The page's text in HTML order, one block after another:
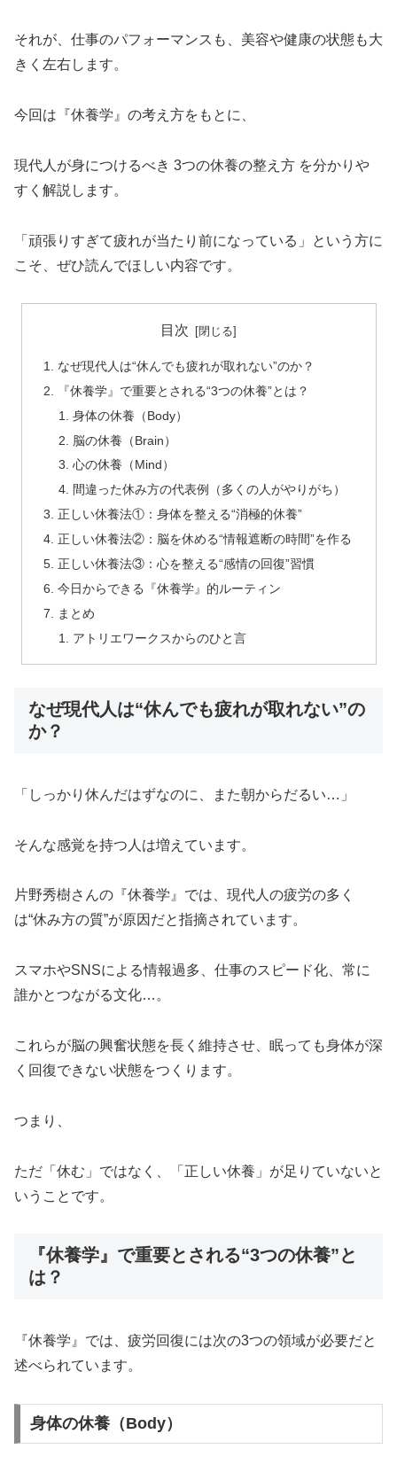
それが、仕事のパフォーマンスも、美容や健康の状態も大
きく左右します。
今回は『休養学』の考え方をもとに、
現代人が身につけるべき 3つの休養の整え方 を分かりや
すく解説します。
「頑張りすぎて疲れが当たり前になっている」という方に
こそ、ぜひ読んでほしい内容です。
目次
なぜ現代人は“休んでも疲れが取れない”のか？
『休養学』で重要とされる“3つの休養”とは？
身体の休養（Body）
脳の休養（Brain）
心の休養（Mind）
間違った休み方の代表例（多くの人がやりがち）
正しい休養法①：身体を整える“消極的休養”
正しい休養法②：脳を休める“情報遮断の時間”を作る
正しい休養法③：心を整える“感情の回復”習慣
今日からできる『休養学』的ルーティン
まとめ
アトリエワークスからのひと言
なぜ現代人は“休んでも疲れが取れない”の
か？
「しっかり休んだはずなのに、また朝からだるい…」
そんな感覚を持つ人は増えています。
片野秀樹さんの『休養学』では、現代人の疲労の多く
は“休み方の質”が原因だと指摘されています。
スマホやSNSによる情報過多、仕事のスピード化、常に
誰かとつながる文化…。
これらが脳の興奮状態を長く維持させ、眠っても身体が深
く回復できない状態をつくります。
つまり、
ただ「休む」ではなく、「正しい休養」が足りていないと
いうことです。
『休養学』で重要とされる“3つの休養”と
は？
『休養学』では、疲労回復には次の3つの領域が必要だと
述べられています。
身体の休養（Body）